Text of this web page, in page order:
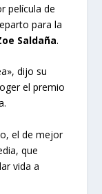
película de
para la
Saldaña.
dijo su
el premio
el de mejor
que
vida a